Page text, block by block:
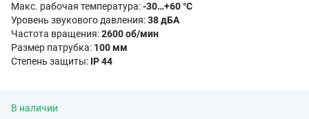
Макс. рабочая температура:-30…+60 °C
Уровень звукового давления:38 дБA
Частота вращения:2600 об/мин
Размер патрубка: 100 мм
Степень защиты: IP 44
В наличии